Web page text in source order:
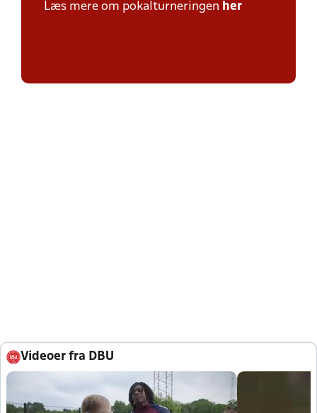
Læs mere om pokalturneringen her
Videoer fra DBU